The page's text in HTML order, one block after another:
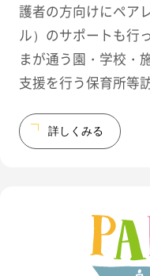
護者の方向けにペア
ル）のサポートも行
まが通う園・学校・
支援を行う保育所等
詳しくみる